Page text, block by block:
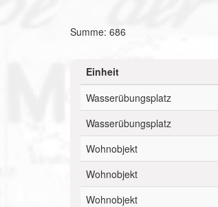
Summe: 686
Einheit
Wasserübungsplatz
Wasserübungsplatz
Wohnobjekt
Wohnobjekt
Wohnobjekt